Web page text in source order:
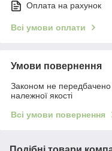
Оплата на рахунок
Всі умови оплати
Умови повернення
Законом не передбачено
належної якості
Всі умови повернення